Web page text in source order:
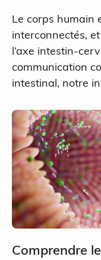
Le corps humain
interconnectés,
l’axe intestin-
communication
intestinal, notre
Comprendre